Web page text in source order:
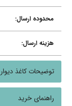
محدوده ارسال:
هزینه ارسال:
توضیحات کاغذ
راهنمای خرید